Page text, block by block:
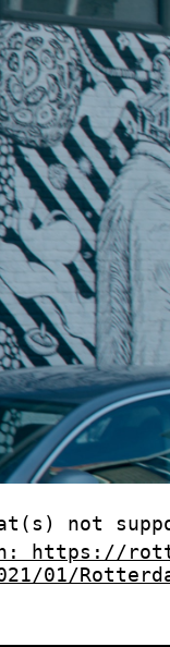
not
https://
01/